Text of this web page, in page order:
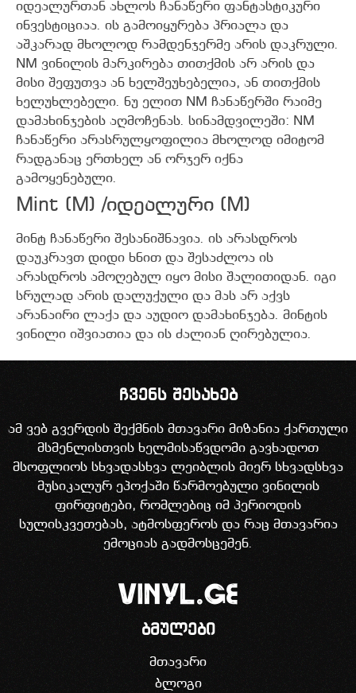
იდეალურთან ახლოს ჩანაწერი ფანტასტიკური
ინვესტიციაა. ის გამოიყურება პრიალა და
აშკარად მხოლოდ რამდენჯერმე არის დაკრული.
NM ვინილის მარკირება თითქმის არ არის და
მისი შეფუთვა ან ხელშეუხებელია, ან თითქმის
ხელუხლებელი. ნუ ელით NM ჩანაწერში რაიმე
დამახინჯების აღმოჩენას. სინამდვილეში: NM
ჩანაწერი არასრულყოფილია მხოლოდ იმიტომ
რადგანაც ერთხელ ან ორჯერ იქნა
გამოყენებული.
Mint (M) /იდეალური (M)
მინტ ჩანაწერი შესანიშნავია. ის არასდროს
დაუკრავთ დიდი ხნით და შესაძლოა ის
არასდროს ამოღებულ იყო მისი შალითიდან. იგი
სრულად არის დალუქული და მას არ აქვს
არანაირი ლაქა და აუდიო დამახინჯება. მინტის
ვინილი იშვიათია და ის ძალიან ღირებულია.
ჩვენს შესახებ
ამ ვებ გვერდის შექმნის მთავარი მიზანია ქართული
მსმენლისთვის ხელმისაწვდომი გავხადოთ
მსოფლიოს სხვადასხვა ლეიბლის მიერ სხვადსხვა
მუსიკალურ ეპოქაში წარმოებული ვინილის
ფირფიტები, რომლებიც იმ პერიოდის
სულისკვეთებას, ატმოსფეროს და რაც მთავარია
ემოციას გადმოსცემენ.
ბმულები
მთავარი
ბლოგი